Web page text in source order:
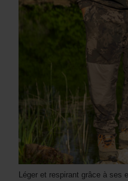
Léger et respirant grâce à ses